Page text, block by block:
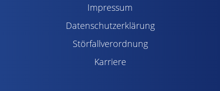
Impressum
Datenschutzerklärung
Störfallverordnung
Karriere